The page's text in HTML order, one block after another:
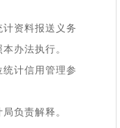
资料报送义务
办法执行。
计信用管理参
负责解释。